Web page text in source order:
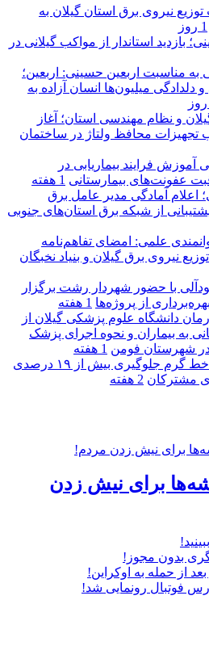
نیروی برق استان گیلان به
1 روز
بازدید استاندار از مواکب گیلانی در
به مناسبت اربعین حسینی: اربعین؛
میلیون‌ها انسان آزاده به
و نظام مهندسی استان؛ آغاز
تجهیزات محافظ ولتاژ در ساختمان
فرایند بیماریابی در
عفونت‌های بیمارستانی 1 هفته
اعلام آمادگی مدیر عامل برق
از شبكه برق استان‌های جنوبی
علمی: امضای تفاهم‌نامه
نیروی برق گیلان و بنیاد نخبگان
با حضور شهردار رشت برگزار
از پروژه‌ها 1 هفته
دانشگاه علوم پزشکی گیلان از
به بیماران و نحوه اجرای پزشک
در شهرستان فومن 1 هفته
با استفاده از تعمیرات خط گرم جلوگیری بیش از ۱۹ درصدی
مشتركان 2 هفته
برای نیش زدن